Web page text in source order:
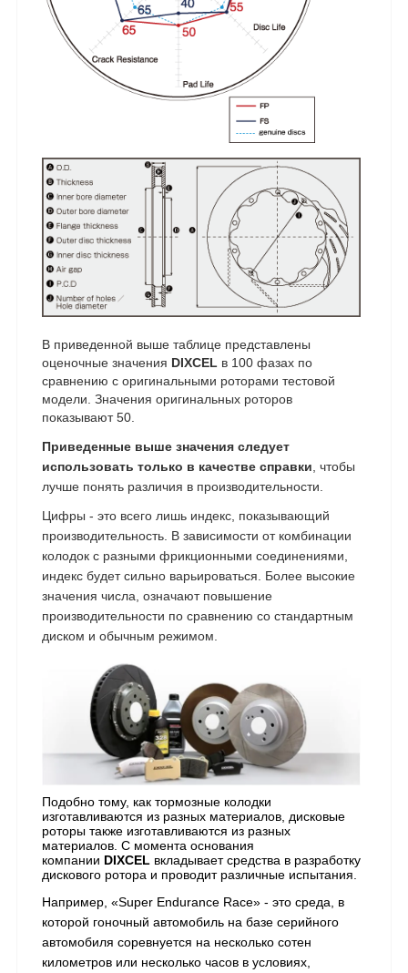
В приведенной выше таблице представлены
оценочные значения DIXCEL в 100 фазах по
сравнению с оригинальными роторами тестовой
модели. Значения оригинальных роторов
показывают 50.
Приведенные выше значения следует
использовать только в качестве справки, чтобы
лучше понять различия в производительности.
Цифры - это всего лишь индекс, показывающий
производительность. В зависимости от комбинации
колодок с разными фрикционными соединениями,
индекс будет сильно варьироваться. Более высокие
значения числа, означают повышение
производительности по сравнению со стандартным
диском и обычным режимом.
Подобно тому, как тормозные колодки
изготавливаются из разных материалов, дисковые
роторы также изготавливаются из разных
материалов. С момента основания
компании DIXCEL вкладывает средства в разработку
дискового ротора и проводит различные испытания.
Например, «Super Endurance Race» - это среда, в
которой гоночный автомобиль на базе серийного
автомобиля соревнуется на несколько сотен
километров или несколько часов в условиях,